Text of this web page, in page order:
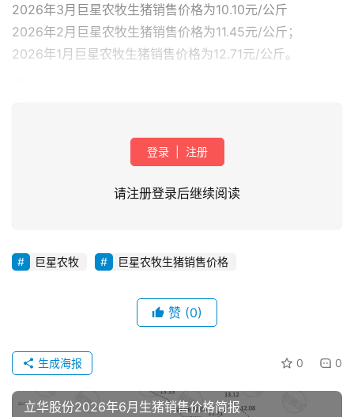
讯
闻
2026年3月巨星农牧生猪销售价格为10.10元/公斤
2026年2月巨星农牧生猪销售价格为11.45元/公斤；
2026年1月巨星农牧生猪销售价格为12.71元/公斤。
登录 注册
请注册登录后继续阅读
巨星农牧 巨星农牧生猪销售价格
赞 (0)
0 0
生成海报
立华股份2026年6月生猪销售价格简报